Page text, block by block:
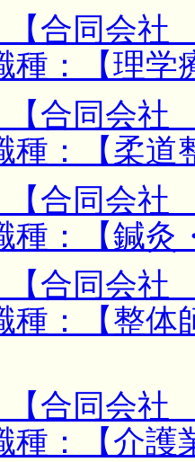
【合同会社
種：【理学
【合同会社
種：【柔道
【合同会社
種：【鍼灸
【合同会社
種：【整
【合同会社
種：【介